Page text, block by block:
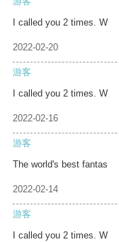
I called you 2 times. W
2022-02-20
游客
I called you 2 times. W
2022-02-16
游客
The world's best fantas
2022-02-14
游客
I called you 2 times. W